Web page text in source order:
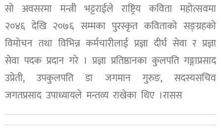
सो अवसरमा मन्त्री भट्टराईले राष्ट्रिय कविता महोत्सवमा
२०४६ देखि २०७६ सम्मका पुरस्कृत कविताको सङ्ग्रहको
विमोचन तथा विभिन्न कर्मचारीलाई प्रज्ञा दीर्घ सेवा र प्रज्ञा
सेवा पदक प्रदान गरे । प्रज्ञा प्रतिष्ठानका कुलपति गङ्गाप्रसाद
उप्रेती, उपकुलपति डा जगमान गुरुङ, सदस्यसचिव
जगतप्रसाद उपाध्यायले मन्तव्य राखेका थिए ।रासस